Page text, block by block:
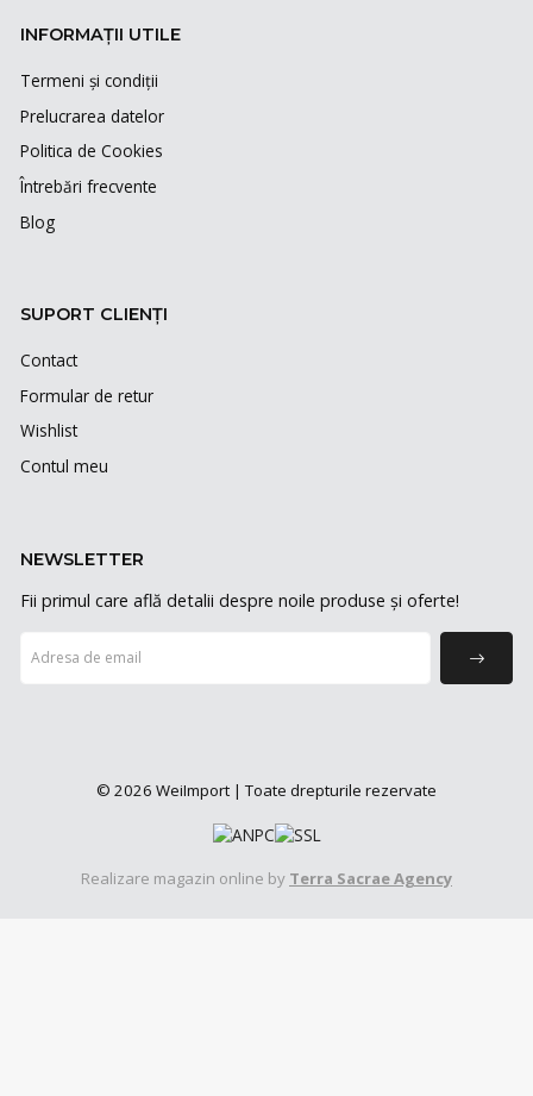
INFORMAȚII UTILE
Termeni și condiții
Prelucrarea datelor
Politica de Cookies
Întrebări frecvente
Blog
SUPORT CLIENȚI
Contact
Formular de retur
Wishlist
Contul meu
NEWSLETTER
Fii primul care află detalii despre noile produse și oferte!
© 2026 WeiImport | Toate drepturile rezervate
Realizare magazin online by Terra Sacrae Agency